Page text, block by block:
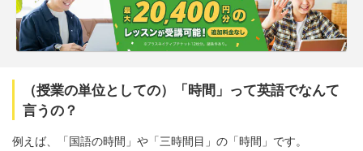
（授業の単位としての）「時間」って英語でなんて
言うの？
例えば、「国語の時間」や「三時間目」の「時間」です。